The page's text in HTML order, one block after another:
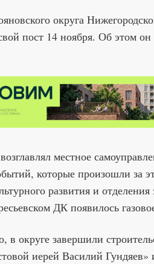
округа
пост 14 ноября. Об этом
местное
которые произошли за
развития и
ДК появилось
в округе завершили
иерей Василий Гундяев»